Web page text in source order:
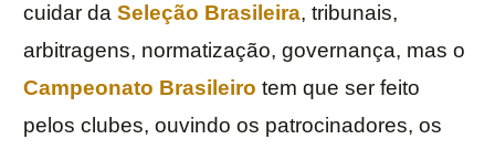
cuidar da Seleção Brasileira, tribunais,
arbitragens, normatização, governança, mas o
Campeonato Brasileiro tem que ser feito
pelos clubes, ouvindo os patrocinadores, os